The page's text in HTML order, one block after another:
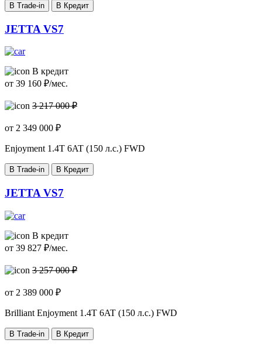
В Trade-in В Кредит
JETTA VS7
В кредит
от 39 160 ₽/мес.
3 217 000 ₽
от 2 349 000 ₽
Enjoyment 1.4T 6AT (150 л.с.) FWD
В Trade-in В Кредит
JETTA VS7
В кредит
от 39 827 ₽/мес.
3 257 000 ₽
от 2 389 000 ₽
Brilliant Enjoyment 1.4T 6AT (150 л.с.) FWD
В Trade-in В Кредит